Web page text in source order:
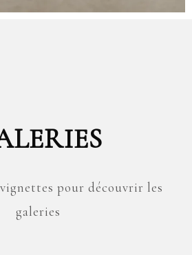
pour découvrir les
galeries